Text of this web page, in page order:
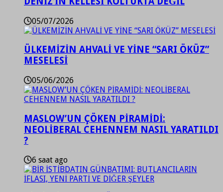
05/07/2026
ÜLKEMİZİN AHVALİ VE YİNE “SARI ÖKÜZ”
MESELESİ
05/06/2026
MASLOW’UN ÇÖKEN PİRAMİDİ:
NEOLİBERAL CEHENNEM NASIL YARATILDI
?
6 saat ago